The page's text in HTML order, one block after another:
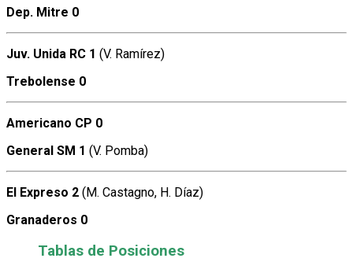
Dep. Mitre 0
Juv. Unida RC 1 (V. Ramírez)
Trebolense 0
Americano CP 0
General SM 1 (V. Pomba)
El Expreso 2 (M. Castagno, H. Díaz)
Granaderos 0
Tablas de Posiciones